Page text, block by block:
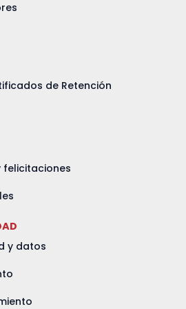
m
de Retención
felicitaciones
y datos